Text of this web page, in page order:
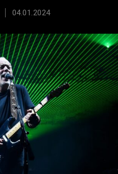
04.01.2024